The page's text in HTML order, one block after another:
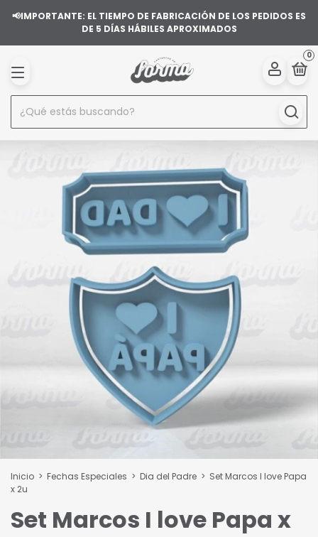
📢IMPORTANTE: EL TIEMPO DE FABRICACIÓN DE LOS PEDIDOS ES
DE 5 DÍAS HÁBILES APROXIMADOS
0
Inicio > Fechas Especiales > Dia del Padre > Set Marcos I love Papa
x 2u
Set Marcos I love Papa x